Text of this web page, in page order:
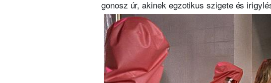
gonosz úr, akinek egzotikus szigete és